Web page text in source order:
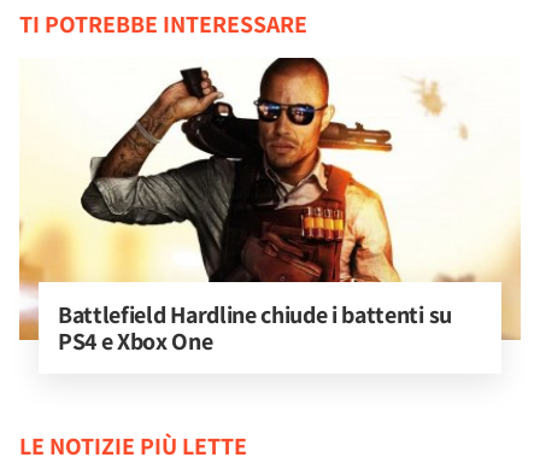
TI POTREBBE INTERESSARE
Battlefield Hardline chiude i battenti su
PS4 e Xbox One
LE NOTIZIE PIÙ LETTE